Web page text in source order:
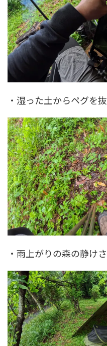
・湿った土からペグを
・雨上がりの森の静け